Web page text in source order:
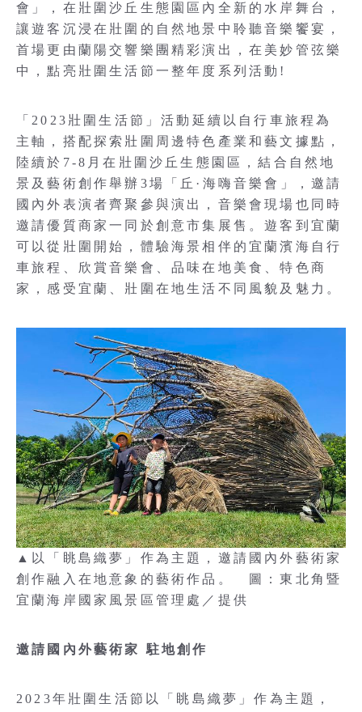
會」，在壯圍沙丘生態園區內全新的水岸舞台，
讓遊客沉浸在壯圍的自然地景中聆聽音樂饗宴，
首場更由蘭陽交響樂團精彩演出，在美妙管弦樂
中，點亮壯圍生活節一整年度系列活動!
「2023壯圍生活節」活動延續以自行車旅程為
主軸，搭配探索壯圍周邊特色產業和藝文據點，
陸續於7-8月在壯圍沙丘生態園區，結合自然地
景及藝術創作舉辦3場「丘·海嗨音樂會」，邀請
國內外表演者齊聚參與演出，音樂會現場也同時
邀請優質商家一同於創意市集展售。遊客到宜蘭
可以從壯圍開始，體驗海景相伴的宜蘭濱海自行
車旅程、欣賞音樂會、品味在地美食、特色商
家，感受宜蘭、壯圍在地生活不同風貌及魅力。
▲以「眺島織夢」作為主題，邀請國內外藝術家
創作融入在地意象的藝術作品。 圖：東北角暨
宜蘭海岸國家風景區管理處／提供
邀請國內外藝術家 駐地創作
2023年壯圍生活節以「眺島織夢」作為主題，